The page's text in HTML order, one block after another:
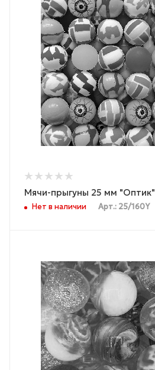
Мячи-прыгуны 25 мм "Оптик"
Нет в наличии Арт.: 25/160Y